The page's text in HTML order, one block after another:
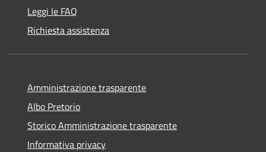
Leggi le FAQ
Richiesta assistenza
Amministrazione trasparente
Albo Pretorio
Storico Amministrazione trasparente
Informativa privacy